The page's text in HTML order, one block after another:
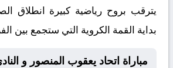
يترقب بروح رياضية كبيرة انطلاق
بداية القمة الكروية التي ستجمع بين
مباراة اتحاد يعقوب المنصور و